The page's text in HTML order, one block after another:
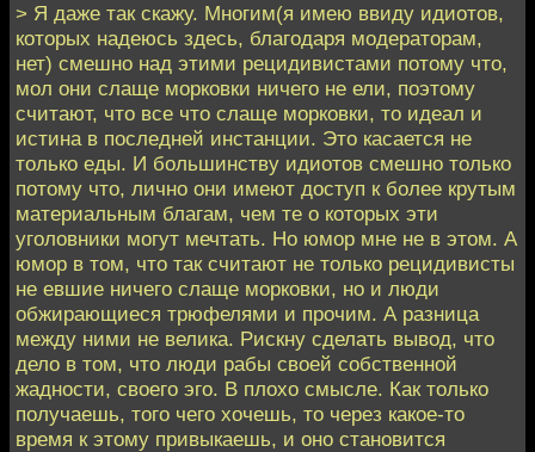
> Я даже так скажу. Многим(я имею ввиду идиотов,
которых надеюсь здесь, благодаря модераторам,
нет) смешно над этими рецидивистами потому что,
мол они слаще морковки ничего не ели, поэтому
считают, что все что слаще морковки, то идеал и
истина в последней инстанции. Это касается не
только еды. И большинству идиотов смешно только
потому что, лично они имеют доступ к более крутым
материальным благам, чем те о которых эти
уголовники могут мечтать. Но юмор мне не в этом. А
юмор в том, что так считают не только рецидивисты
не евшие ничего слаще морковки, но и люди
обжирающиеся трюфелями и прочим. А разница
между ними не велика. Рискну сделать вывод, что
дело в том, что люди рабы своей собственной
жадности, своего эго. В плохо смысле. Как только
получаешь, того чего хочешь, то через какое-то
время к этому привыкаешь, и оно становится